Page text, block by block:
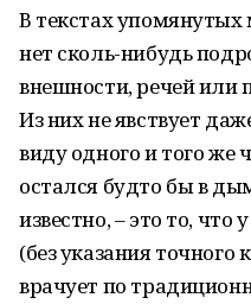
В текстах
нет сколь-нибудь
внешности, речей или
Из них не явствует
виду одного и того же
остался будто бы в
известно, – это то, что
(без указания точного
врачует по